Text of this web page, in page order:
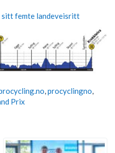
sitt femte landeveisritt
,procyclingno,
Prix